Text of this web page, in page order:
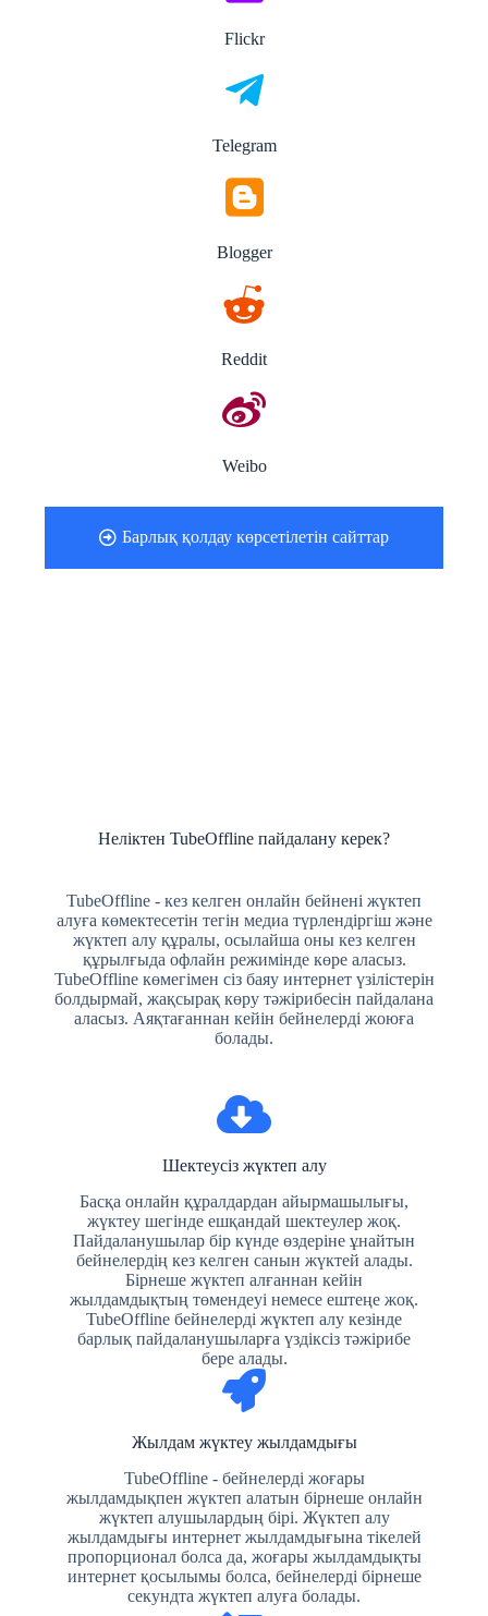
Flickr
Telegram
Blogger
Reddit
Weibo
Барлық қолдау көрсетілетін сайттар
Неліктен TubeOffline пайдалану керек?
TubeOffline - кез келген онлайн бейнені жүктеп
алуға көмектесетін тегін медиа түрлендіргіш және
жүктеп алу құралы, осылайша оны кез келген
құрылғыда офлайн режимінде көре аласыз.
TubeOffline көмегімен сіз баяу интернет үзілістерін
болдырмай, жақсырақ көру тәжірибесін пайдалана
аласыз. Аяқтағаннан кейін бейнелерді жоюға
болады.
Шектеусіз жүктеп алу
Басқа онлайн құралдардан айырмашылығы,
жүктеу шегінде ешқандай шектеулер жоқ.
Пайдаланушылар бір күнде өздеріне ұнайтын
бейнелердің кез келген санын жүктей алады.
Бірнеше жүктеп алғаннан кейін
жылдамдықтың төмендеуі немесе ештеңе жоқ.
TubeOffline бейнелерді жүктеп алу кезінде
барлық пайдаланушыларға үздіксіз тәжірибе
бере алады.
Жылдам жүктеу жылдамдығы
TubeOffline - бейнелерді жоғары
жылдамдықпен жүктеп алатын бірнеше онлайн
жүктеп алушылардың бірі. Жүктеп алу
жылдамдығы интернет жылдамдығына тікелей
пропорционал болса да, жоғары жылдамдықты
интернет қосылымы болса, бейнелерді бірнеше
секундта жүктеп алуға болады.